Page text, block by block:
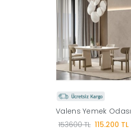
Valens Yemek Odası
153600 TL 115.200 TL